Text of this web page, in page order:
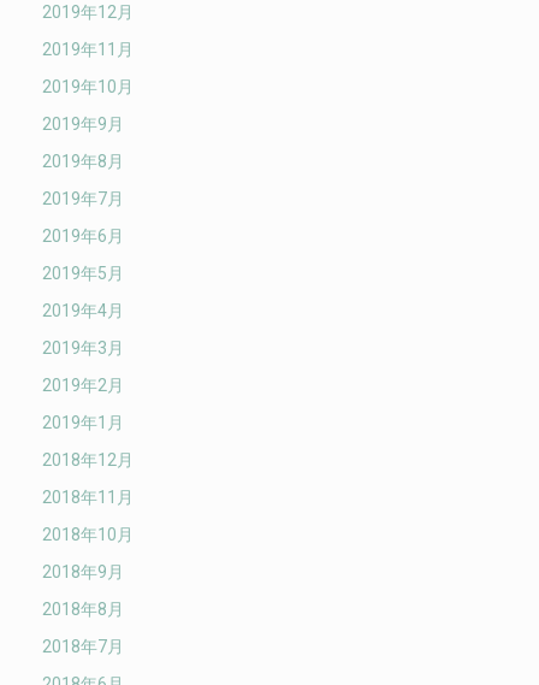
2019年12月
2019年11月
2019年10月
2019年9月
2019年8月
2019年7月
2019年6月
2019年5月
2019年4月
2019年3月
2019年2月
2019年1月
2018年12月
2018年11月
2018年10月
2018年9月
2018年8月
2018年7月